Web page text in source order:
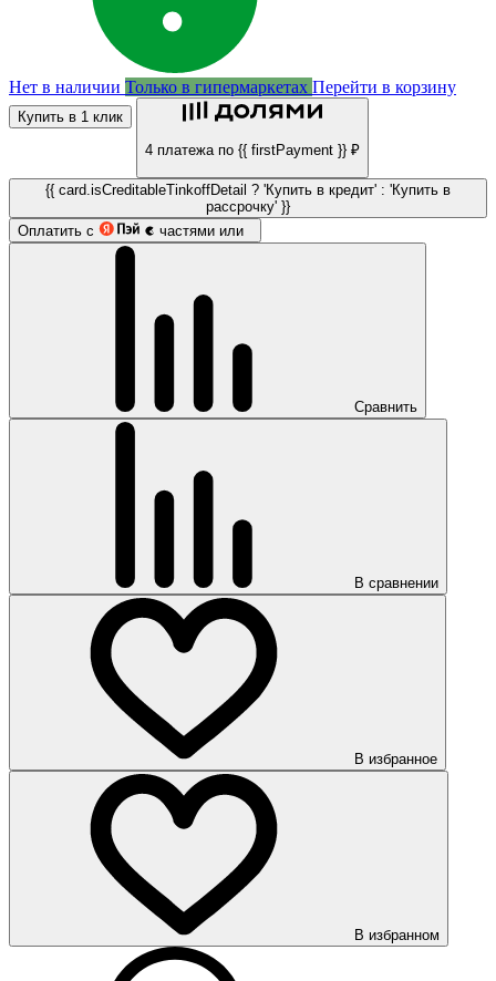
Нет в наличии Только в гипермаркетах Перейти в корзину
Купить в 1 клик
4 платежа по {{ firstPayment }} ₽
{{ card.isCreditableTinkoffDetail ? 'Купить в кредит' : 'Купить в
рассрочку' }}
Оплатить с
частями или
Сравнить
В сравнении
В избранное
В избранном